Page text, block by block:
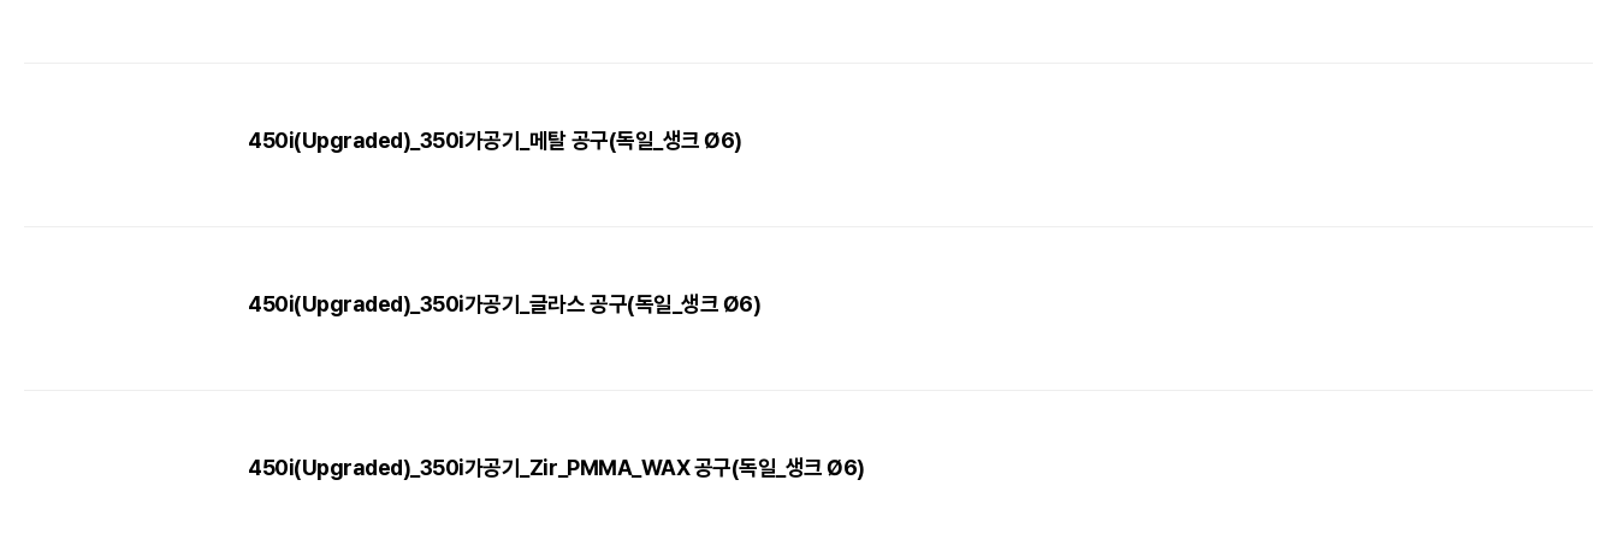
450i(Upgraded)_350i가공기_메탈 공구(독일_생크 Ø6)
450i(Upgraded)_350i가공기_글라스 공구(독일_생크 Ø6)
450i(Upgraded)_350i가공기_Zir_PMMA_WAX 공구(독일_생크 Ø6)